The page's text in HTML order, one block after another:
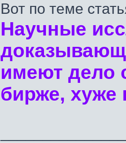
Вот по теме
Научные
имеют дело
бирже, хуже